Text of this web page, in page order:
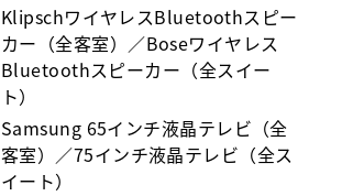
KlipschワイヤレスBluetoothスピー
カー（全客室）／Boseワイヤレス
Bluetoothスピーカー（全スイー
ト）
Samsung 65インチ液晶テレビ（全
客室）／75インチ液晶テレビ（全ス
イート）